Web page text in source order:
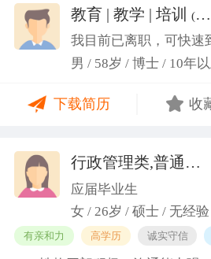
优秀的团队协作与沟通协调能力
科研严谨性融入实践工作中
教育 | 教学 | 培训 (汤山文)
我目前已离职，可快速
男 / 58岁 / 博士 / 10年
下载简历 收
行政管理类,普通教师类
应届毕业生
女 / 26岁 / 硕士 / 无经验
有亲和力 高学历 诚实守信